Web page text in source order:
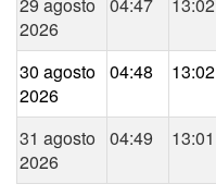
29 agosto
2026
04:47 13:02
30 agosto
2026
04:48 13:02
31 agosto
2026
04:49 13:01